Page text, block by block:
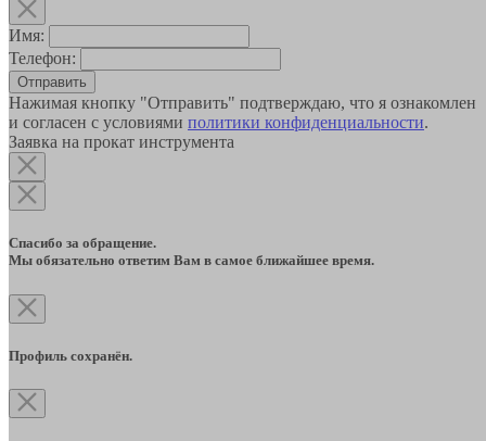
Имя:
Телефон:
Отправить
Нажимая кнопку "Отправить" подтверждаю, что я ознакомлен
и согласен с условиями политики конфиденциальности.
Заявка на прокат инструмента
Спасибо за обращение.
Мы обязательно ответим Вам в самое ближайшее время.
Профиль сохранён.